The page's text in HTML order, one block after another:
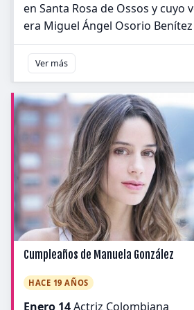
en Santa Rosa de Ossos y
era Miguel Ángel Osorio Benítez
Ver más
Cumpleaños de Manuela González
HACE 19 AÑOS
Enero 14Actriz Colombiana